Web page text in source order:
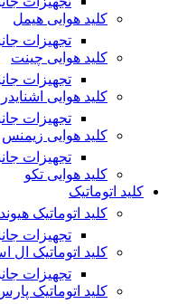
کلید هوایی هیمل
تجهیزات
کلید هوایی چینت
تجهیزات
کلید هوایی اشنایدر
تجهیزات
کلید هوایی زیمنس
تجهیزات
کلید هوایی تکو
کلید اتوماتیک
کلید اتوماتیک
تجهیزات
کلید اتوماتیک ال
تجهیزات
کلید اتوماتیک